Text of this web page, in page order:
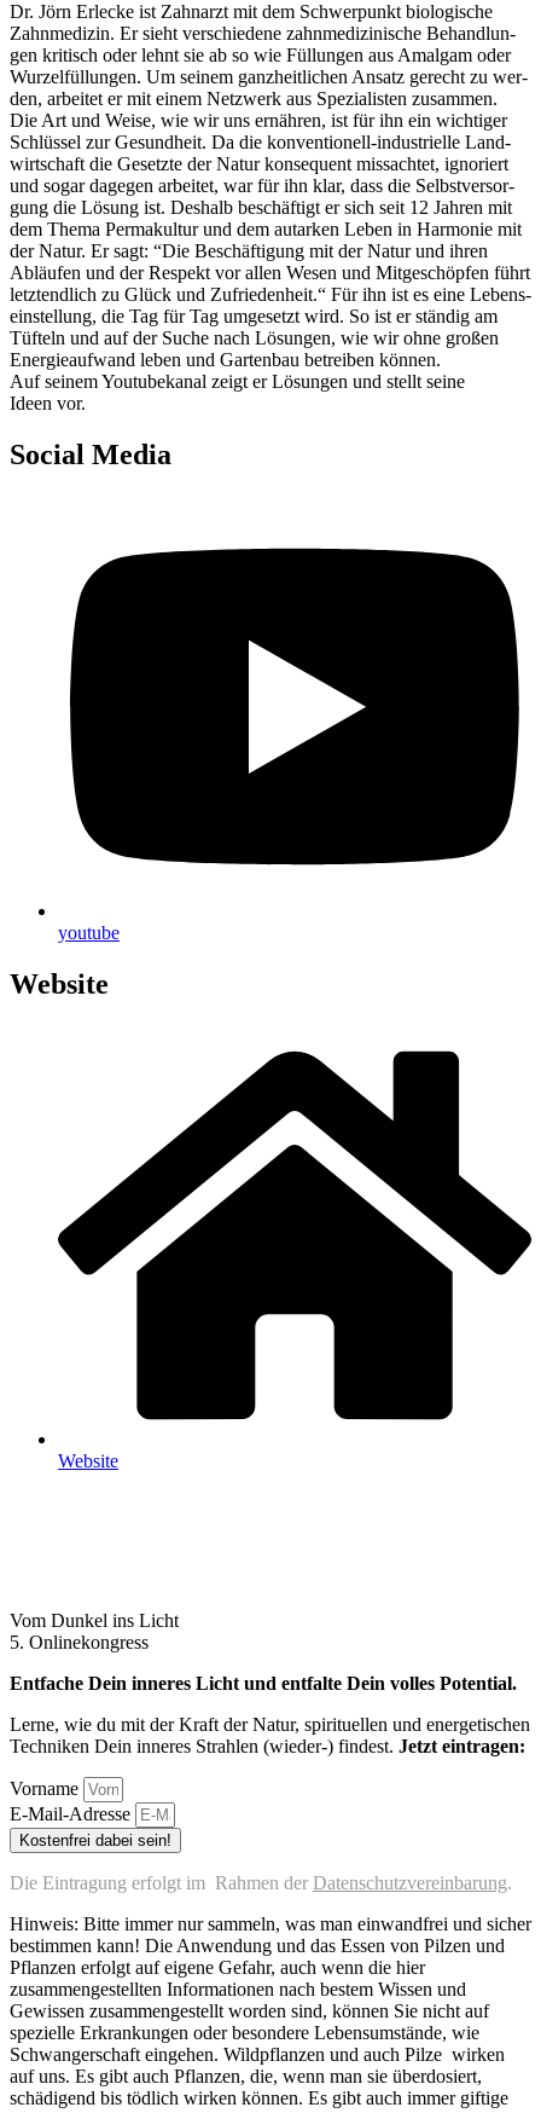
Dr. Jörn Erle­cke ist Zahn­arzt mit dem Schwer­punkt bio­lo­gi­sche
Zahn­me­di­zin. Er sieht ver­schie­de­ne zahn­me­di­zi­ni­sche Behand­lun­
gen kri­tisch oder lehnt sie ab so wie Fül­lun­gen aus Amal­gam oder
Wur­zel­fül­lun­gen. Um sei­nem ganz­heit­li­chen Ansatz gerecht zu wer­
den, arbei­tet er mit einem Netz­werk aus Spe­zia­lis­ten zusammen.
Die Art und Wei­se, wie wir uns ernäh­ren, ist für ihn ein wich­ti­ger
Schlüs­sel zur Gesund­heit. Da die kon­ven­tio­nell-indus­tri­el­le Land­
wirt­schaft die Gesetz­te der Natur kon­se­quent miss­ach­tet, igno­riert
und sogar dage­gen arbei­tet, war für ihn klar, dass die Selbst­ver­sor­
gung die Lösung ist. Des­halb beschäf­tigt er sich seit 12 Jah­ren mit
dem The­ma Per­ma­kul­tur und dem aut­ar­ken Leben in Har­mo­nie mit
der Natur. Er sagt: “Die Beschäf­ti­gung mit der Natur und ihren
Abläu­fen und der Respekt vor allen Wesen und Mit­ge­schöp­fen führt
letzt­end­lich zu Glück und Zufrie­den­heit.“ Für ihn ist es eine Lebens­
ein­stel­lung, die Tag für Tag umge­setzt wird. So ist er stän­dig am
Tüf­teln und auf der Suche nach Lösun­gen, wie wir ohne gro­ßen
Ener­gie­auf­wand leben und Gar­ten­bau betrei­ben können.
Auf sei­nem You­tube­ka­nal zeigt er Lösun­gen und stellt sei­ne
Ideen vor.
Social Media
you­tube
Website
Web­site
Vom Dunkel ins Licht
5. Onlinekongress
Entfache Dein inneres Licht und entfalte Dein volles Potential.
Lerne, wie du mit der Kraft der Natur, spirituellen und energetischen
Techniken Dein inneres Strahlen (wieder-) findest. Jetzt eintragen:
Vorname
E-Mail-Adresse
Kostenfrei dabei sein!
Die Eintragung erfolgt im Rahmen der Datenschutzvereinbarung.
Hinweis: Bitte immer nur sammeln, was man einwandfrei und sicher
bestimmen kann! Die Anwendung und das Essen von Pilzen und
Pflanzen erfolgt auf eigene Gefahr, auch wenn die hier
zusammengestellten Informationen nach bestem Wissen und
Gewissen zusammengestellt worden sind, können Sie nicht auf
spezielle Erkrankungen oder besondere Lebensumstände, wie
Schwangerschaft eingehen. Wildpflanzen und auch Pilze wirken
auf uns. Es gibt auch Pflanzen, die, wenn man sie überdosiert,
schädigend bis tödlich wirken können. Es gibt auch immer giftige